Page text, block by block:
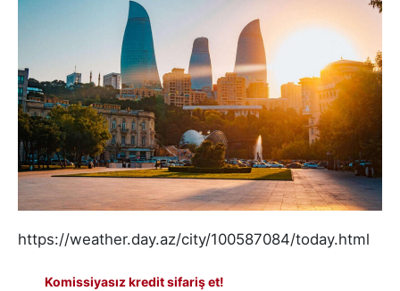
https://weather.day.az/city/100587084/today.html
Komissiyasız kredit sifariş et!